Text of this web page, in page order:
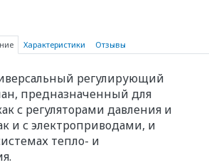
Характеристики Отзывы
регулирующий
предназначенный для
с регуляторами давления и
и с электроприводами, и
тепло- и